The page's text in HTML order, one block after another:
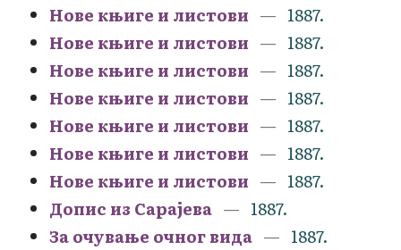
Нове књиге и листови
1887.
Нове књиге и листови
1887.
Нове књиге и листови
1887.
Нове књиге и листови
1887.
Нове књиге и листови
1887.
Нове књиге и листови
1887.
Нове књиге и листови
1887.
Допис из Сарајева
1887.
За очување очног вида
1887.